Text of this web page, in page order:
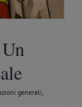
generali,